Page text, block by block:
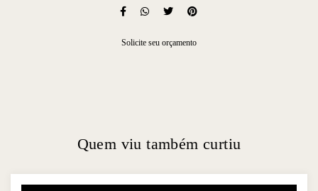
Solicite seu orçamento
Quem viu também curtiu